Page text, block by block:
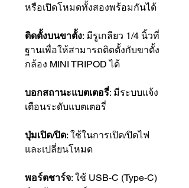
หรือเปิดโหมดทั้งสองพร้อมกันได้
ติดตั้งบนขาตั้ง: มีรูเกลียว 1/4 นิ้วที่
ฐานเพื่อให้สามารถติดตั้งกับขาตั้ง
กล้อง MINI TRIPOD ได้
บอกสถานะแบตเตอรี่: มีระบบแจ้ง
เตือนระดับแบตเตอรี่
ปุ่มเปิด/ปิด: ใช้ในการเปิด/ปิดไฟ
และเปลี่ยนโหมด
พอร์ตชาร์จ: ใช้ USB-C (Type-C)